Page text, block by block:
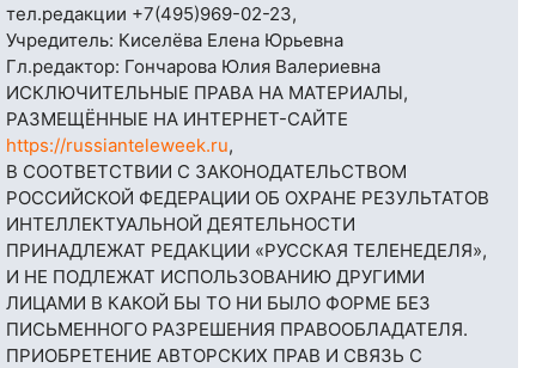
тел.редакции +7(495)969-02-23,
Учредитель: Киселёва Елена Юрьевна
Гл.редактор: Гончарова Юлия Валериевна
ИСКЛЮЧИТЕЛЬНЫЕ ПРАВА НА МАТЕРИАЛЫ,
РАЗМЕЩЁННЫЕ НА ИНТЕРНЕТ-САЙТЕ
https://russianteleweek.ru,
В СООТВЕТСТВИИ С ЗАКОНОДАТЕЛЬСТВОМ
РОССИЙСКОЙ ФЕДЕРАЦИИ ОБ ОХРАНЕ РЕЗУЛЬТАТОВ
ИНТЕЛЛЕКТУАЛЬНОЙ ДЕЯТЕЛЬНОСТИ
ПРИНАДЛЕЖАТ РЕДАКЦИИ «РУССКАЯ ТЕЛЕНЕДЕЛЯ»,
И НЕ ПОДЛЕЖАТ ИСПОЛЬЗОВАНИЮ ДРУГИМИ
ЛИЦАМИ В КАКОЙ БЫ ТО НИ БЫЛО ФОРМЕ БЕЗ
ПИСЬМЕННОГО РАЗРЕШЕНИЯ ПРАВООБЛАДАТЕЛЯ.
ПРИОБРЕТЕНИЕ АВТОРСКИХ ПРАВ И СВЯЗЬ С